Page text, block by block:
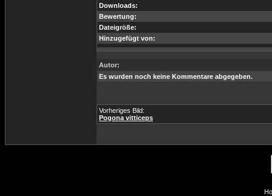
Downloads:
Bewertung:
Dateigröße:
Hinzugefügt von:
Autor:
Es wurden noch keine Kommentare abgegeben.
Vorheriges Bild:
Pogona vitticeps